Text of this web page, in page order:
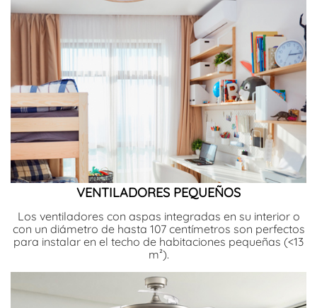
VENTILADORES PEQUEÑOS
Los ventiladores con aspas integradas en su interior o
con un diámetro de hasta 107 centímetros son perfectos
para instalar en el techo de habitaciones pequeñas (<13
m²).